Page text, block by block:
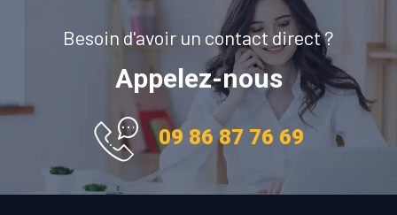
Besoin d'avoir un contact direct ?
Appelez-nous
09 86 87 76 69